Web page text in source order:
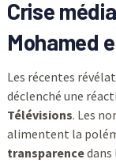
Crise
Mohamed
Les récentes
déclenché une
Télévisions. Les
alimentent la
transparencedans